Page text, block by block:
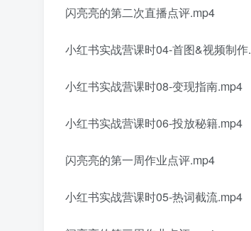
闪亮亮的第二次直播点评.mp4
小红书实战营课时04-首图&视频制作
小红书实战营课时08-变现指南.mp4
小红书实战营课时06-投放秘籍.mp4
闪亮亮的第一周作业点评.mp4
小红书实战营课时05-热词截流.mp4